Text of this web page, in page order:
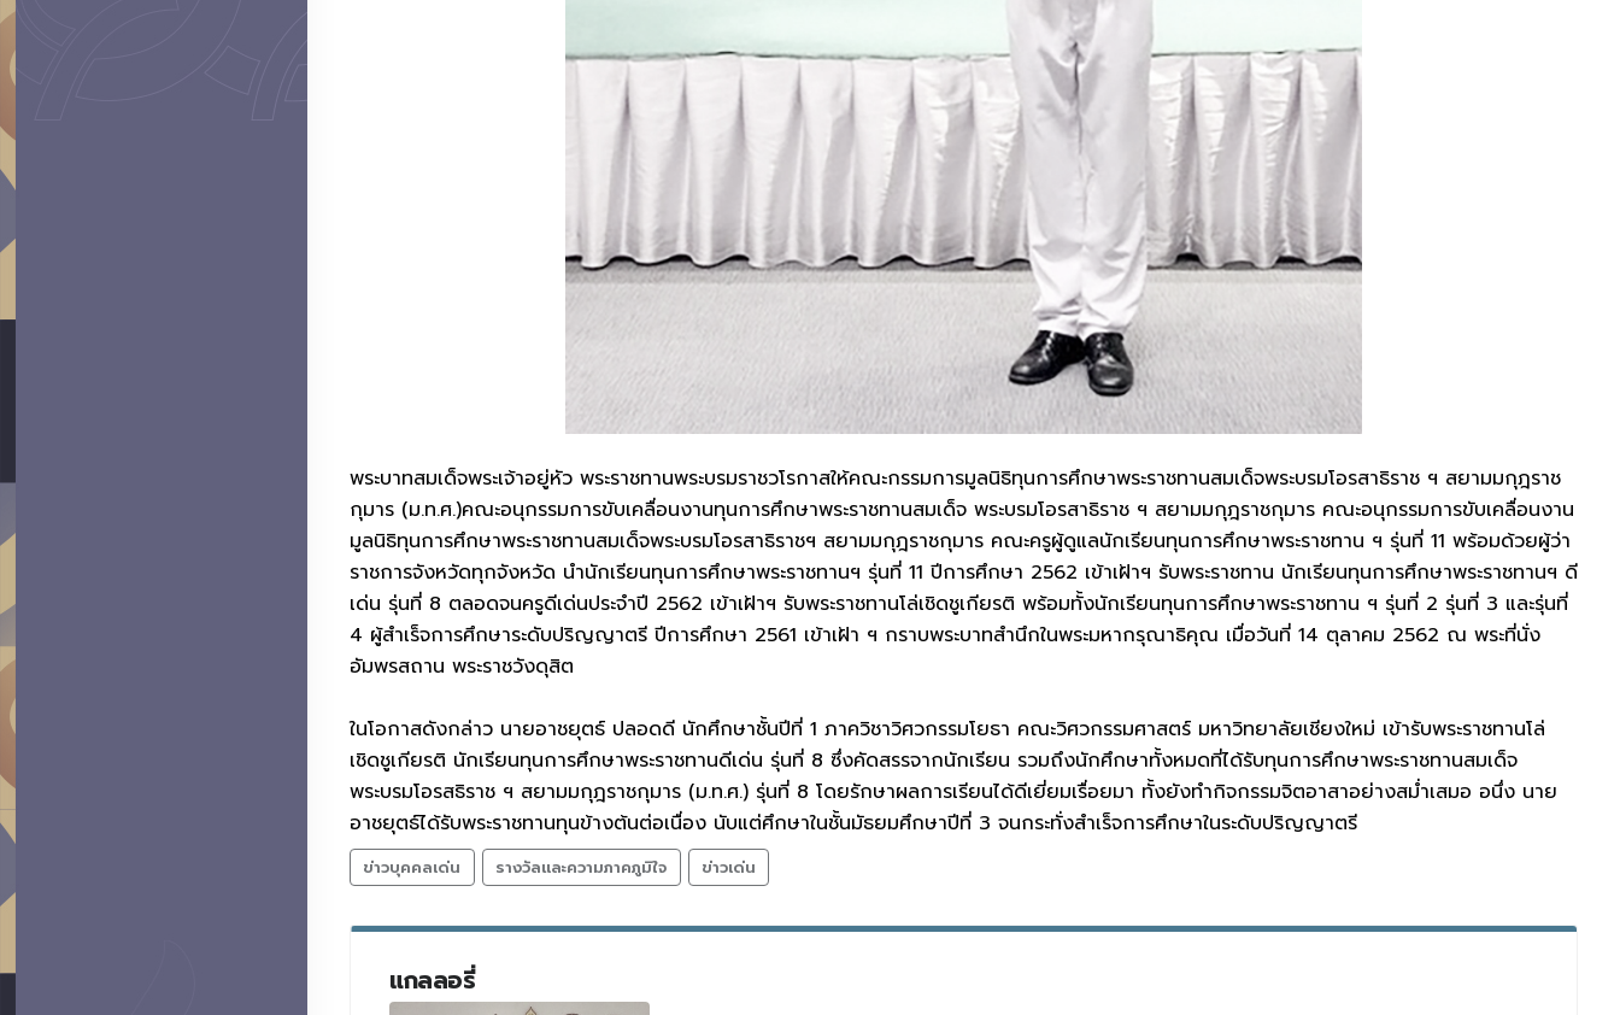
พระบาทสมเด็จพระเจ้าอยู่หัว พระราชทานพระบรมราชวโรกาสให้คณะกรรมการมูลนิธิทุนการศึกษาพระราชทานสมเด็จพระบรมโอรสาธิราช ฯ สยามมกุฎราช
กุมาร (ม.ท.ศ.)คณะอนุกรรมการขับเคลื่อนงานทุนการศึกษาพระราชทานสมเด็จ พระบรมโอรสาธิราช ฯ สยามมกุฎราชกุมาร คณะอนุกรรมการขับเคลื่อนงาน
มูลนิธิทุนการศึกษาพระราชทานสมเด็จพระบรมโอรสาธิราชฯ สยามมกุฎราชกุมาร คณะครูผู้ดูแลนักเรียนทุนการศึกษาพระราชทาน ฯ รุ่นที่ 11 พร้อมด้วยผู้ว่า
ราชการจังหวัดทุกจังหวัด นำนักเรียนทุนการศึกษาพระราชทานฯ รุ่นที่ 11 ปีการศึกษา 2562 เข้าเฝ้าฯ รับพระราชทาน นักเรียนทุนการศึกษาพระราชทานฯ ดี
เด่น รุ่นที่ 8 ตลอดจนครูดีเด่นประจำปี 2562 เข้าเฝ้าฯ รับพระราชทานโล่เชิดชูเกียรติ พร้อมทั้งนักเรียนทุนการศึกษาพระราชทาน ฯ รุ่นที่ 2 รุ่นที่ 3 และรุ่นที่
4 ผู้สำเร็จการศึกษาระดับปริญญาตรี ปีการศึกษา 2561 เข้าเฝ้า ฯ กราบพระบาทสำนึกในพระมหากรุณาธิคุณ เมื่อวันที่ 14 ตุลาคม 2562 ณ พระที่นั่ง
อัมพรสถาน พระราชวังดุสิต
ในโอกาสดังกล่าว นายอาชยุตธ์ ปลอดดี นักศึกษาชั้นปีที่ 1 ภาควิชาวิศวกรรมโยธา คณะวิศวกรรมศาสตร์ มหาวิทยาลัยเชียงใหม่ เข้ารับพระราชทานโล่
เชิดชูเกียรติ นักเรียนทุนการศึกษาพระราชทานดีเด่น รุ่นที่ 8 ซึ่งคัดสรรจากนักเรียน รวมถึงนักศึกษาทั้งหมดที่ได้รับทุนการศึกษาพระราชทานสมเด็จ
พระบรมโอรสธิราช ฯ สยามมกุฎราชกุมาร (ม.ท.ศ.) รุ่นที่ 8 โดยรักษาผลการเรียนได้ดีเยี่ยมเรื่อยมา ทั้งยังทำกิจกรรมจิตอาสาอย่างสม่ำเสมอ อนึ่ง นาย
อาชยุตธ์ได้รับพระราชทานทุนข้างต้นต่อเนื่อง นับแต่ศึกษาในชั้นมัธยมศึกษาปีที่ 3 จนกระทั่งสำเร็จการศึกษาในระดับปริญญาตรี
ข่าวบุคคลเด่น รางวัลและความภาคภูมิใจ ข่าวเด่น
แกลลอรี่